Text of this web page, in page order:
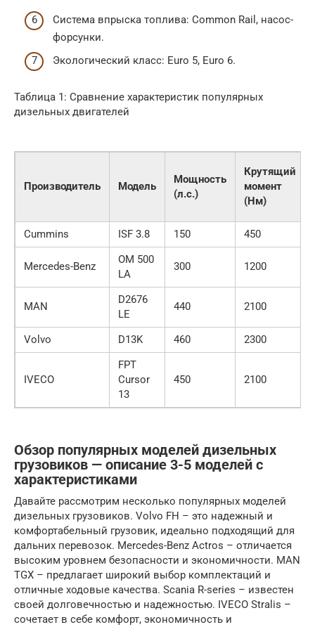
Система впрыска топлива: Common Rail, насос-
форсунки.
Экологический класс: Euro 5, Euro 6.
Таблица 1: Сравнение характеристик популярных
дизельных двигателей
Производитель Модель
Мощность
(л.с.)
Крутящий
момент
(Нм)
Cummins
ISF 3.8 150 450
Mercedes-Benz
OM 500
LA
300 1200
MAN
D2676
LE
440 2100
Volvo D13K 460 2300
IVECO
FPT
Cursor
13
450 2100
Обзор популярных моделей дизельных
грузовиков — описание 3-5 моделей с
характеристиками
Давайте рассмотрим несколько популярных моделей
дизельных грузовиков. Volvo FH – это надежный и
комфортабельный грузовик, идеально подходящий для
дальних перевозок. Mercedes-Benz Actros – отличается
высоким уровнем безопасности и экономичности. MAN
TGX – предлагает широкий выбор комплектаций и
отличные ходовые качества. Scania R-series – известен
своей долговечностью и надежностью. IVECO Stralis –
сочетает в себе комфорт, экономичность и